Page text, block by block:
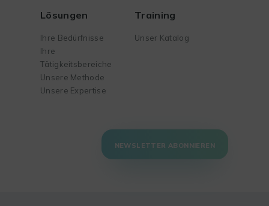
Lösungen
Ihre Bedürfnisse
Ihre
Tätigkeitsbereiche
Unsere Methode
Unsere Expertise
Training
Unser Katalog
NEWSLETTER ABONNIEREN